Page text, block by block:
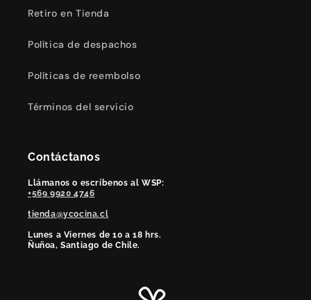
Retiro en Tienda
Política de despachos
Políticas de reembolso
Términos del servicio
Contáctanos
Llámanos o escríbenos al WSP:
+569 9920 4746
tienda@ycocina.cl
Lunes a Viernes de 10 a 18 hrs.
Ñuñoa, Santiago de Chile.